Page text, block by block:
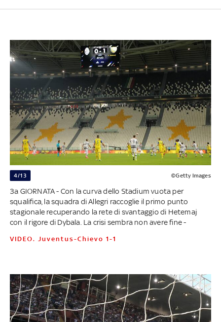
4/13 ©Getty Images
3a GIORNATA - Con la curva dello Stadium vuota per
squalifica, la squadra di Allegri raccoglie il primo punto
stagionale recuperando la rete di svantaggio di Hetemaj
con il rigore di Dybala. La crisi sembra non avere fine -
VIDEO. Juventus-Chievo 1-1